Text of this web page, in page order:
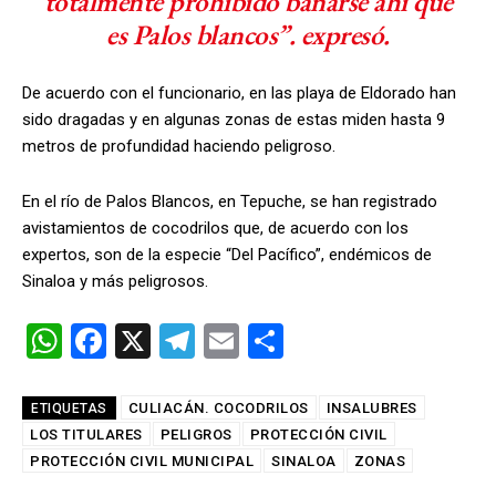
es Palos blancos”. expresó.
De acuerdo con el funcionario, en las playa de Eldorado han
sido dragadas y en algunas zonas de estas miden hasta 9
metros de profundidad haciendo peligroso.
En el río de Palos Blancos, en Tepuche, se han registrado
avistamientos de cocodrilos que, de acuerdo con los
expertos, son de la especie “Del Pacífico”, endémicos de
Sinaloa y más peligrosos.
W
at
s
F
ce
b
X
T
e
gr
E
ail m
p
ETIQUETAS CULIACÁN. COCODRILOS
INSALUBRES
LOS TITULARES
PELIGROS
PROTECCIÓN CIVIL
PROTECCIÓN CIVIL MUNICIPAL
SINALOA ZONAS